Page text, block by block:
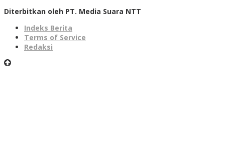
Diterbitkan oleh PT. Media Suara NTT
Indeks Berita
Terms of Service
Redaksi